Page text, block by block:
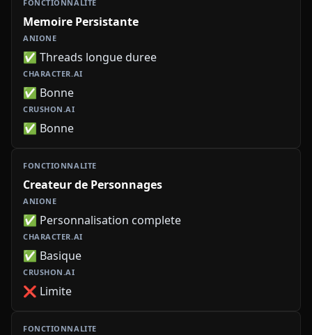
Memoire Persistante
✅ Threads longue duree
✅ Bonne
✅ Bonne
Createur de Personnages
✅ Personnalisation complete
✅ Basique
❌ Limite